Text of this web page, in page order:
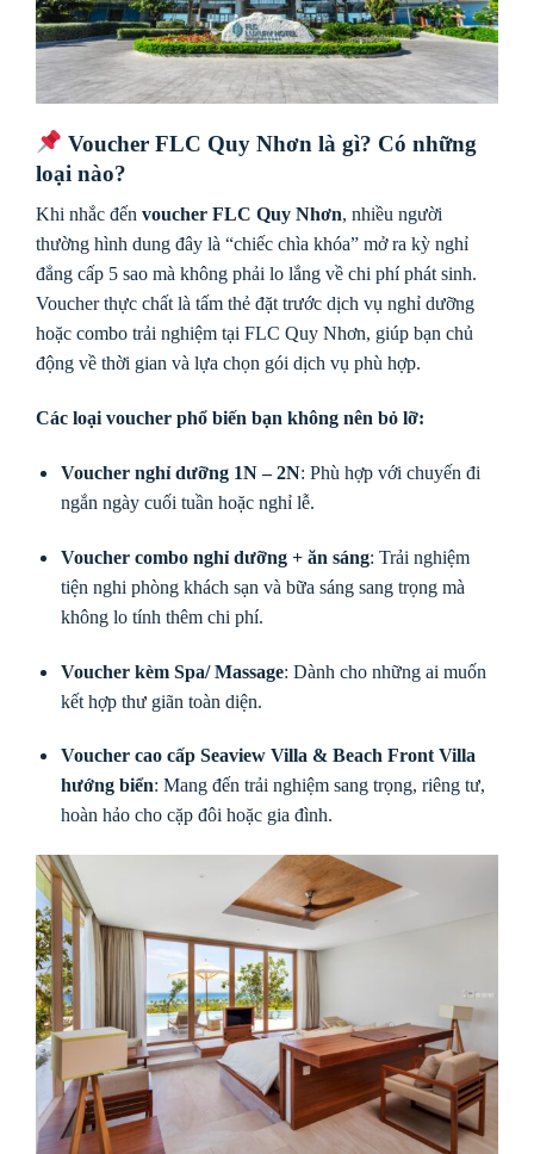
Voucher FLC Quy Nhơn là gì? Có những
loại nào?
Khi nhắc đến voucher FLC Quy Nhơn, nhiều người
thường hình dung đây là “chiếc chìa khóa” mở ra kỳ nghỉ
đẳng cấp 5 sao mà không phải lo lắng về chi phí phát sinh.
Voucher thực chất là tấm thẻ đặt trước dịch vụ nghỉ dưỡng
hoặc combo trải nghiệm tại FLC Quy Nhơn, giúp bạn chủ
động về thời gian và lựa chọn gói dịch vụ phù hợp.
Các loại voucher phổ biến bạn không nên bỏ lỡ:
Voucher nghỉ dưỡng 1N – 2N: Phù hợp với chuyến đi
ngắn ngày cuối tuần hoặc nghỉ lễ.
Voucher combo nghỉ dưỡng + ăn sáng: Trải nghiệm
tiện nghi phòng khách sạn và bữa sáng sang trọng mà
không lo tính thêm chi phí.
Voucher kèm Spa/ Massage: Dành cho những ai muốn
kết hợp thư giãn toàn diện.
Voucher cao cấp Seaview Villa & Beach Front Villa
hướng biển: Mang đến trải nghiệm sang trọng, riêng tư,
hoàn hảo cho cặp đôi hoặc gia đình.